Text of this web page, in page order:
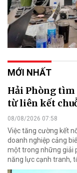
MỚI NHẤT
Hải Phòng
từ liên kết
08/08/2026 07:58
Việc tăng cường kết
doanh nghiệp cảng
một trong những giải
năng lực cạnh tranh,